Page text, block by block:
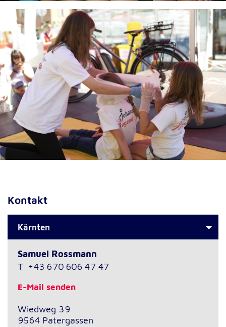
Kontakt
Kärnten
Samuel Rossmann
T +43 670 606 47 47
E-Mail senden
Wiedweg 39
9564 Patergassen
Externe Dienste
Um Inhalte von Videoplattformen und
Kartendiensten anzeigen zu können, werden von
diesen externen Diensten Cookies gesetzt.
YouTube
Anbieter:
Google LLC
Zweck:
Einbinden und Anzeigen von Videos
Name:
Anbieter:
Zweck:
Einbinden von interaktiven Google Karten
Cookie Laufzeit: